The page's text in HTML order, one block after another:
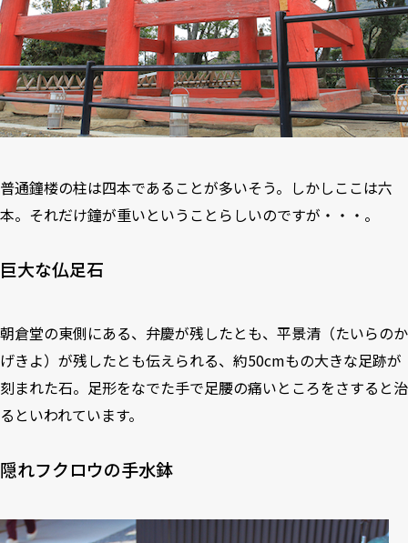
普通鐘楼の柱は四本であることが多いそう。しかしここは六
本。それだけ鐘が重いということらしいのですが・・・。
巨大な仏足石
朝倉堂の東側にある、弁慶が残したとも、平景清（たいらのか
げきよ）が残したとも伝えられる、約50cmもの大きな足跡が
刻まれた石。足形をなでた手で足腰の痛いところをさすると治
るといわれています。
隠れフクロウの手水鉢